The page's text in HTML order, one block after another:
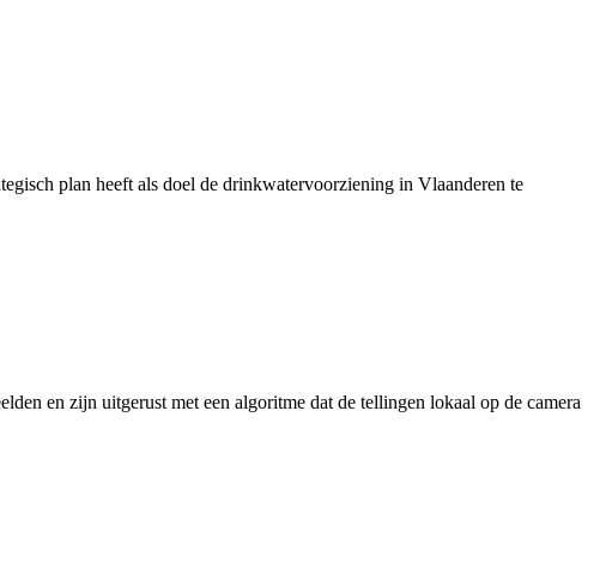
plan heeft als doel de drinkwatervoorziening in Vlaanderen te
en zijn uitgerust met een algoritme dat de tellingen lokaal op de camera